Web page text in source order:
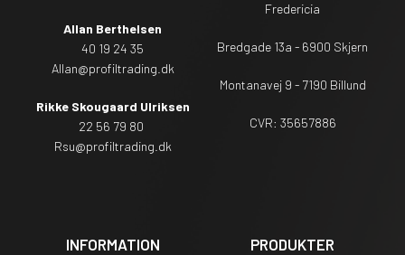
Allan Berthelsen
40 19 24 35
Allan@profiltrading.dk
Rikke Skougaard Ulriksen
22 56 79 80
Rsu@profiltrading.dk
Fredericia
Bredgade 13a - 6900 Skjern
Montanavej 9 - 7190 Billund
CVR: 35657886
INFORMATION PRODUKTER